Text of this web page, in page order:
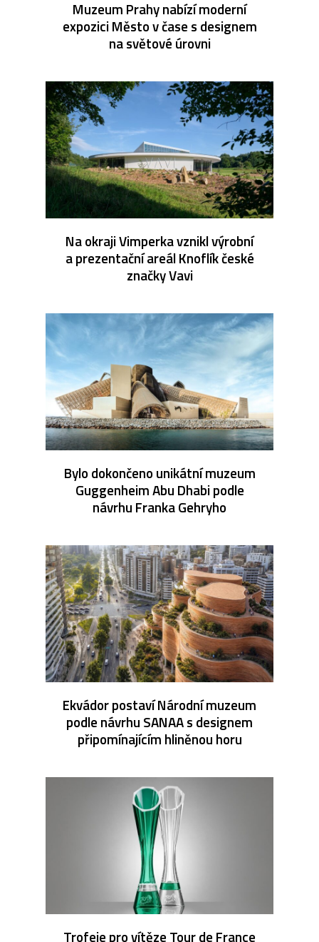
Muzeum Prahy nabízí moderní
expozici Město v čase s designem
na světové úrovni
Na okraji Vimperka vznikl výrobní
a prezentační areál Knoflík české
značky Vavi
Bylo dokončeno unikátní muzeum
Guggenheim Abu Dhabi podle
návrhu Franka Gehryho
Ekvádor postaví Národní muzeum
podle návrhu SANAA s designem
připomínajícím hliněnou horu
Trofeje pro vítěze Tour de France